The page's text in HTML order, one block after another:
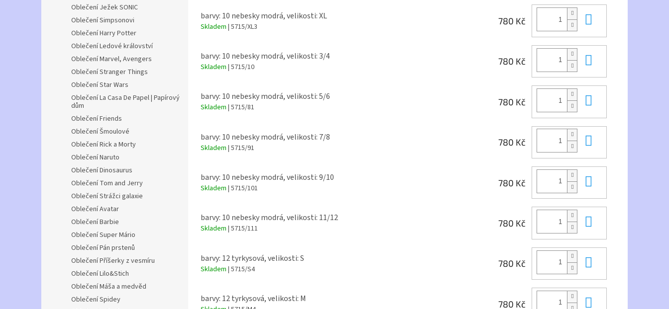
Oblečení Ježek SONIC
Oblečení Simpsonovi
Oblečení Harry Potter
Oblečení Ledové království
Oblečení Marvel, Avengers
Oblečení Stranger Things
Oblečení Star Wars
Oblečení La Casa De Papel | Papírový
dům
Oblečení Friends
Oblečení Šmoulové
Oblečení Rick a Morty
Oblečení Naruto
Oblečení Dinosaurus
Oblečení Tom and Jerry
Oblečení Strážci galaxie
Oblečení Avatar
Oblečení Barbie
Oblečení Super Mário
Oblečení Pán prstenů
Oblečení Příšerky z vesmíru
Oblečení Lilo&Stich
Oblečení Máša a medvěd
Oblečení Spidey
barvy: 10 nebesky modrá, velikosti: XL
Skladem | 5715/XL3
780 Kč
barvy: 10 nebesky modrá, velikosti: 3/4
Skladem | 5715/10
780 Kč
barvy: 10 nebesky modrá, velikosti: 5/6
Skladem | 5715/81
780 Kč
barvy: 10 nebesky modrá, velikosti: 7/8
Skladem | 5715/91
780 Kč
barvy: 10 nebesky modrá, velikosti: 9/10
Skladem | 5715/101
780 Kč
barvy: 10 nebesky modrá, velikosti: 11/12
Skladem | 5715/111
780 Kč
barvy: 12 tyrkysová, velikosti: S
Skladem | 5715/S4
780 Kč
barvy: 12 tyrkysová, velikosti: M 780 Kč